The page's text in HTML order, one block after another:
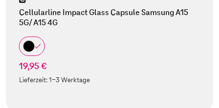
Cellularline Impact Glass Capsule Samsung A15
5G/ A15 4G
19,95 €
Lieferzeit:1-3 Werktage